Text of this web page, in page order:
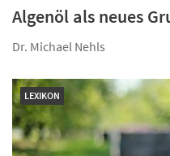
Algenöl als neues
Dr. Michael Nehls
LEXIKON